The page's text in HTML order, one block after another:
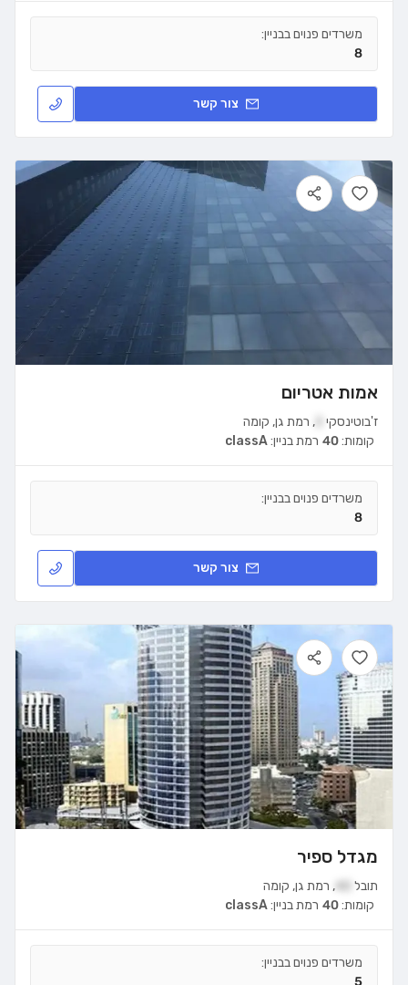
משרדים פנוים בבניין:
8
צור קשר
אמות אטריום
ז'בוטינסקי , רמת גן, קומה
רמת בניין:classA קומות:40
משרדים פנוים בבניין:
8
צור קשר
מגדל ספיר
תובל , רמת גן, קומה
רמת בניין:classA קומות:40
משרדים פנוים בבניין:
5